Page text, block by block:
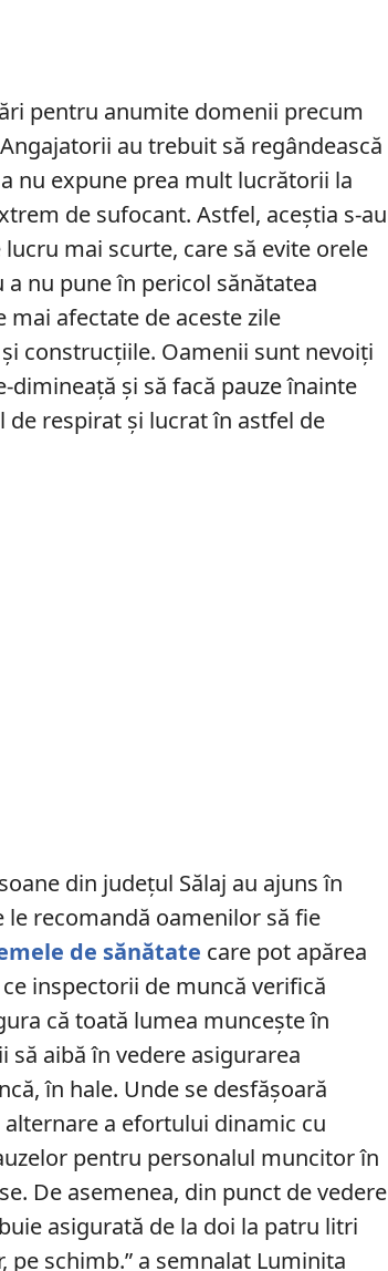
pentru anumite domenii precum
au trebuit să regândească
nu expune prea mult lucrătorii la
de sufocant. Astfel, aceștia s-au
mai scurte, care să evite orele
nu pune în pericol sănătatea
mai afectate de aceste zile
construcțiile. Oamenii sunt nevoiți
dimineață și să facă pauze înainte
de respirat și lucrat în astfel de
din județul Sălaj au ajuns în
recomandă oamenilor să fie
de sănătate care pot apărea
inspectorii de muncă verifică
că toată lumea muncește în
aibă în vedere asigurarea
în hale. Unde se desfășoară
a efortului dinamic cu
pentru personalul muncitor în
De asemenea, din punct de vedere
asigurată de la doi la patru litri
pe schimb.” a semnalat Luminița